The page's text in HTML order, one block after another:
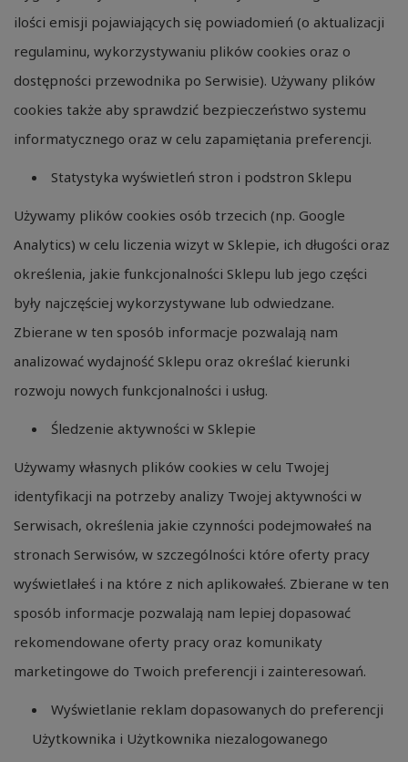
ilości emisji pojawiających się powiadomień (o aktualizacji
regulaminu, wykorzystywaniu plików cookies oraz o
dostępności przewodnika po Serwisie). Używany plików
cookies także aby sprawdzić bezpieczeństwo systemu
informatycznego oraz w celu zapamiętania preferencji.
Statystyka wyświetleń stron i podstron Sklepu
Używamy plików cookies osób trzecich (np. Google
Analytics) w celu liczenia wizyt w Sklepie, ich długości oraz
określenia, jakie funkcjonalności Sklepu lub jego części
były najczęściej wykorzystywane lub odwiedzane.
Zbierane w ten sposób informacje pozwalają nam
analizować wydajność Sklepu oraz określać kierunki
rozwoju nowych funkcjonalności i usług.
Śledzenie aktywności w Sklepie
Używamy własnych plików cookies w celu Twojej
identyfikacji na potrzeby analizy Twojej aktywności w
Serwisach, określenia jakie czynności podejmowałeś na
stronach Serwisów, w szczególności które oferty pracy
wyświetlałeś i na które z nich aplikowałeś. Zbierane w ten
sposób informacje pozwalają nam lepiej dopasować
rekomendowane oferty pracy oraz komunikaty
marketingowe do Twoich preferencji i zainteresowań.
Wyświetlanie reklam dopasowanych do preferencji
Użytkownika i Użytkownika niezalogowanego